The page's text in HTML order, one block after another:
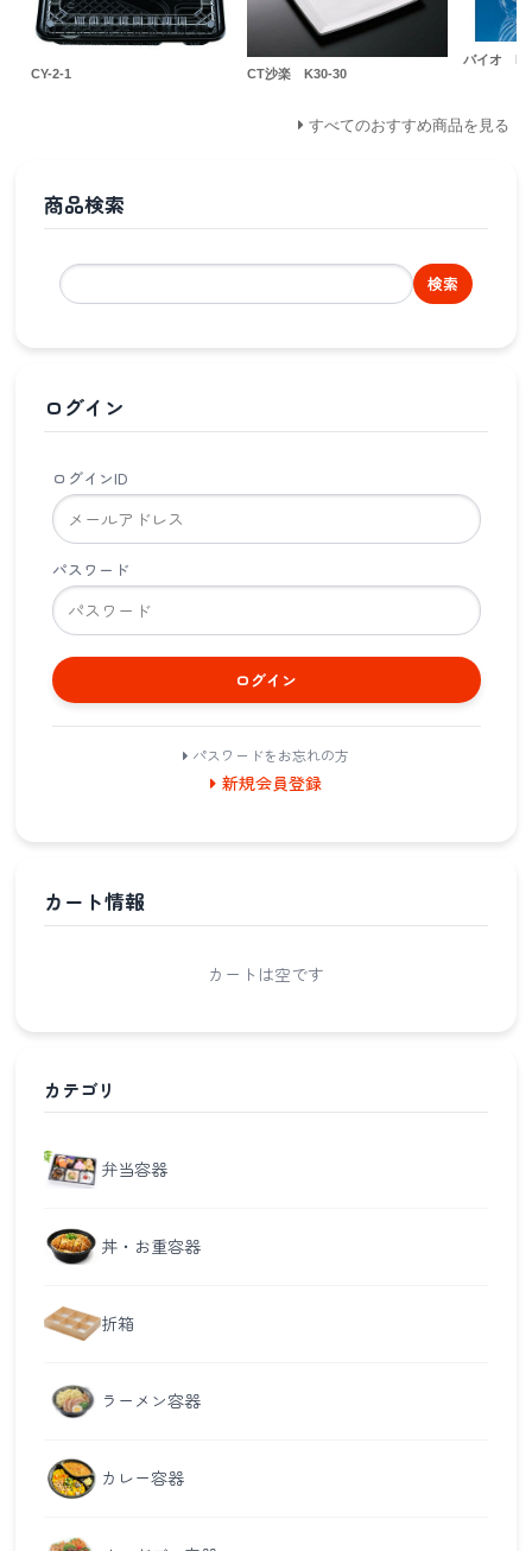
CY-2-1 CT沙楽 K30-30
バイオ
すべてのおすすめ商品を見る
商品検索
検索
ログイン
ログインID
パスワード
ログイン
パスワードをお忘れの方
新規会員登録
カート情報
カートは空です
カテゴリ
弁当容器
丼・お重容器
折箱
ラーメン容器
カレー容器